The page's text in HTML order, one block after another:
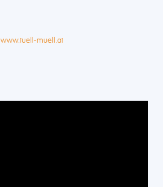
www.tuell-muell.at